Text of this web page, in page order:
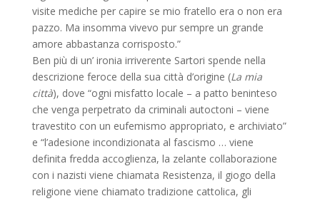
visite mediche per capire se mio fratello era o non era
pazzo. Ma insomma vivevo pur sempre un grande
amore abbastanza corrisposto.”
Ben più di un’ ironia irriverente Sartori spende nella
descrizione feroce della sua città d’origine (La mia
città), dove “ogni misfatto locale – a patto beninteso
che venga perpetrato da criminali autoctoni – viene
travestito con un eufemismo appropriato, e archiviato”
e “l’adesione incondizionata al fascismo … viene
definita fredda accoglienza, la zelante collaborazione
con i nazisti viene chiamata Resistenza, il giogo della
religione viene chiamato tradizione cattolica, gli